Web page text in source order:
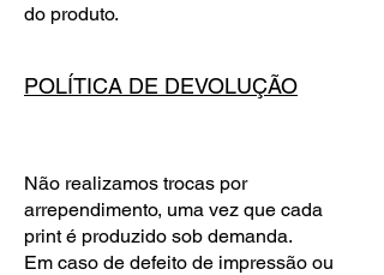
do produto.
POLÍTICA DE DEVOLUÇÃO
Não realizamos trocas por
arrependimento, uma vez que cada
print é produzido sob demanda.
Em caso de defeito de impressão ou